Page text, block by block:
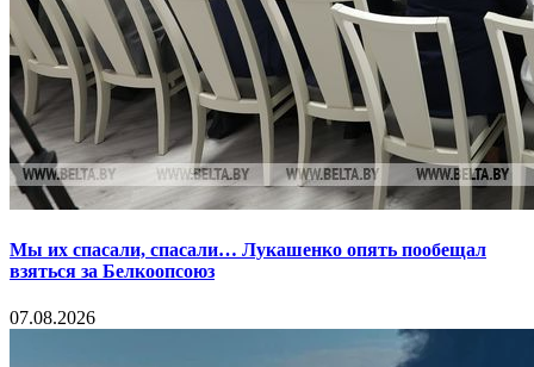
Мы их спасали, спасали… Лукашенко опять пообещал
взяться за Белкоопсоюз
07.08.2026